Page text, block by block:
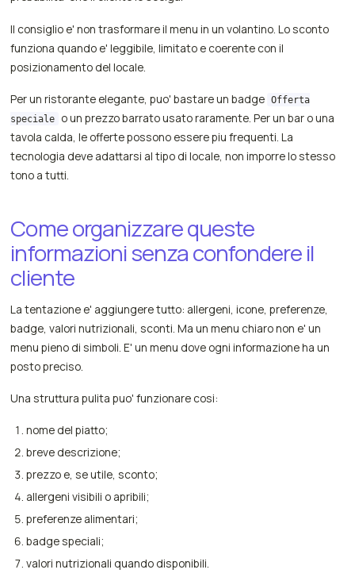
Il consiglio e' non trasformare il menu in un volantino. Lo sconto
funziona quando e' leggibile, limitato e coerente con il
posizionamento del locale.
Per un ristorante elegante, puo' bastare un badge Offerta
speciale
o un prezzo barrato usato raramente. Per un bar o una
tavola calda, le offerte possono essere piu frequenti. La
tecnologia deve adattarsi al tipo di locale, non imporre lo stesso
tono a tutti.
Come organizzare queste
informazioni senza confondere il
cliente
La tentazione e' aggiungere tutto: allergeni, icone, preferenze,
badge, valori nutrizionali, sconti. Ma un menu chiaro non e' un
menu pieno di simboli. E' un menu dove ogni informazione ha un
posto preciso.
Una struttura pulita puo' funzionare cosi:
nome del piatto;
breve descrizione;
prezzo e, se utile, sconto;
allergeni visibili o apribili;
preferenze alimentari;
badge speciali;
valori nutrizionali quando disponibili.